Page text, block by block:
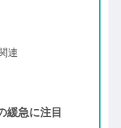
連
緩急に注目